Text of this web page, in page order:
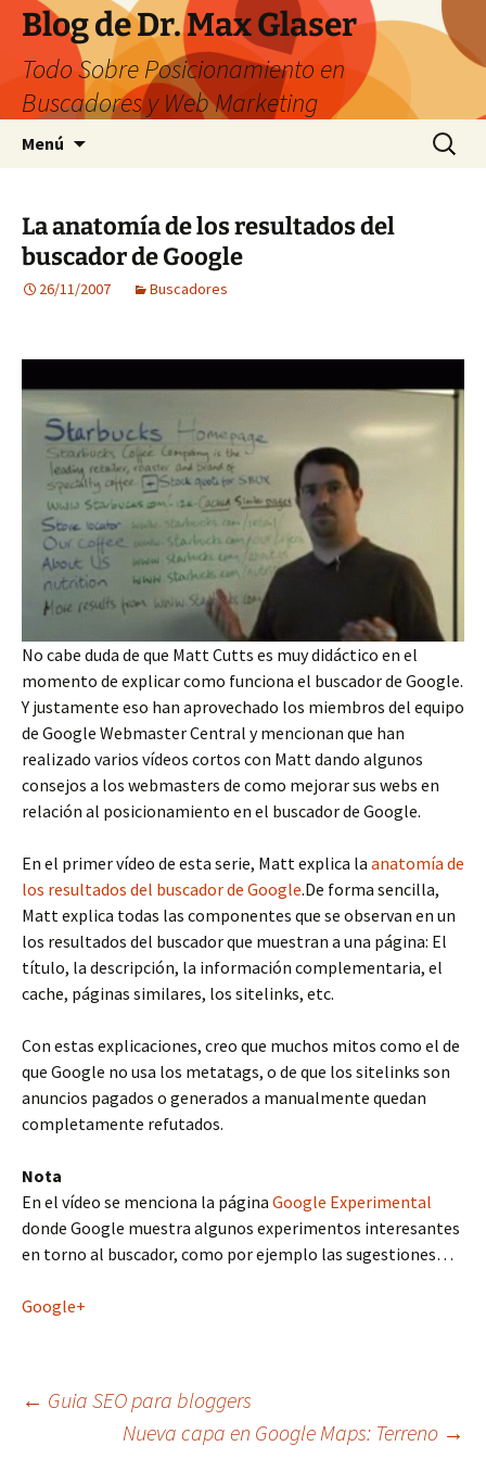
Saltar
contenido
Blog de Dr. Max Glaser
Todo Sobre Posicionamiento en
Buscadores y Web Marketing
Menú Buscar:
La anatomía de los resultados del
buscador de Google
26/11/2007 Buscadores
No cabe duda de que Matt Cutts es muy didáctico en el
momento de explicar como funciona el buscador de Google.
Y justamente eso han aprovechado los miembros del equipo
de Google Webmaster Central y mencionan que han
realizado varios vídeos cortos con Matt dando algunos
consejos a los webmasters de como mejorar sus webs en
relación al posicionamiento en el buscador de Google.
En el primer vídeo de esta serie, Matt explica la anatomía de
los resultados del buscador de Google.De forma sencilla,
Matt explica todas las componentes que se observan en un
los resultados del buscador que muestran a una página: El
título, la descripción, la información complementaria, el
cache, páginas similares, los sitelinks, etc.
Con estas explicaciones, creo que muchos mitos como el de
que Google no usa los metatags, o de que los sitelinks son
anuncios pagados o generados a manualmente quedan
completamente refutados.
Nota
En el vídeo se menciona la página Google Experimental
donde Google muestra algunos experimentos interesantes
en torno al buscador, como por ejemplo las sugestiones…
Google+
Navegación
← Guia SEO para bloggers
Nueva capa en Google Maps: Terreno →